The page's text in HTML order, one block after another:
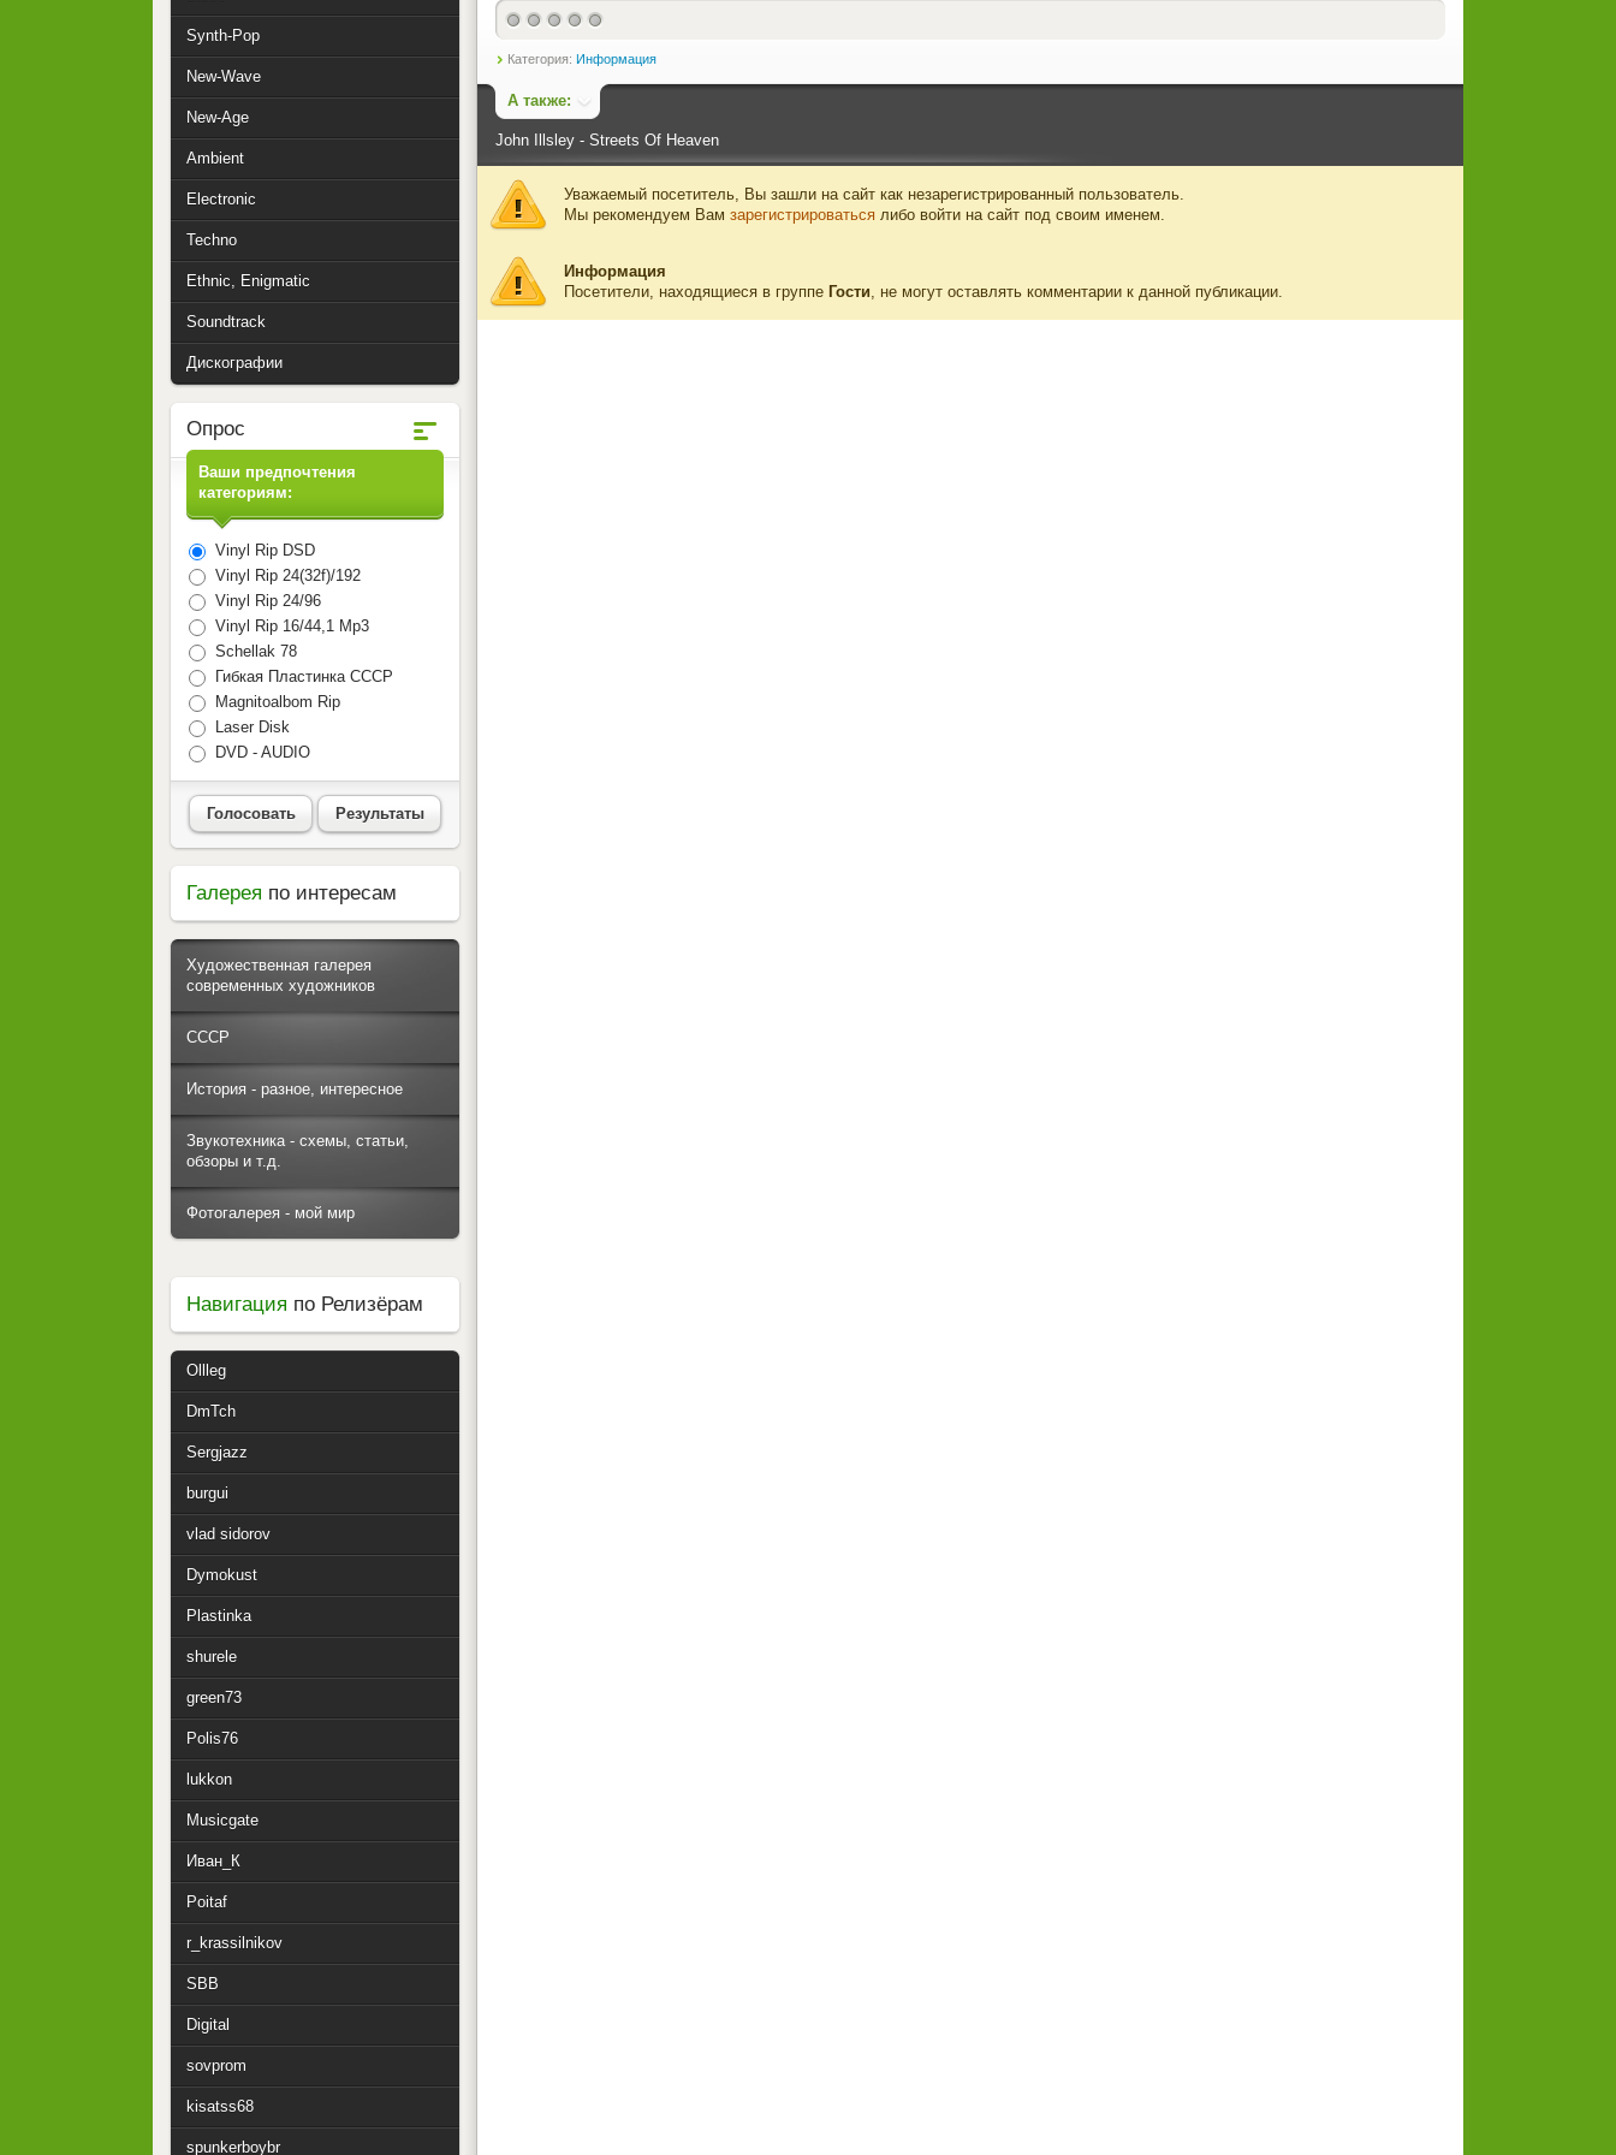
Категория: Информация
А также:
John Illsley - Streets Of Heaven
Уважаемый посетитель, Вы зашли на сайт как незарегистрированный пользователь.
Мы рекомендуем Вам зарегистрироваться либо войти на сайт под своим именем.
Информация
Посетители, находящиеся в группе Гости, не могут оставлять комментарии к данной публикации.
Synth-Pop
New-Wave
New-Age
Ambient
Electronic
Techno
Ethnic, Enigmatic
Soundtrack
Дискографии
Опрос
Ваши предпочтения
категориям:
Vinyl Rip DSD
Vinyl Rip 24(32f)/192
Vinyl Rip 24/96
Vinyl Rip 16/44,1 Mp3
Schellak 78
Гибкая Пластинка СССР
Magnitoalbom Rip
Laser Disk
DVD - AUDIO
Голосовать Результаты
Галерея по интересам
Художественная галерея
современных художников
СССР
История - разное, интересное
Звукотехника - схемы, статьи,
обзоры и т.д.
Фотогалерея - мой мир
Навигация по Релизёрам
Ollleg
DmTch
Sergjazz
burgui
vlad sidorov
Dymokust
Plastinka
shurele
green73
Polis76
lukkon
Musicgate
Иван_К
Poitaf
r_krassilnikov
SBB
Digital
sovprom
kisatss68
spunkerboybr